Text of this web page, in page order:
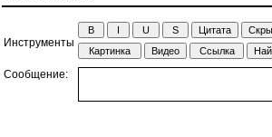
Инструменты
Сообщение: